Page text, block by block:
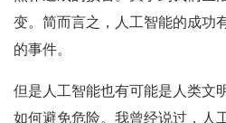
变。简而言之，人工智能的成功
的事件。
但是人工智能也有可能是人类文
如何避免危险。我曾经说过，人